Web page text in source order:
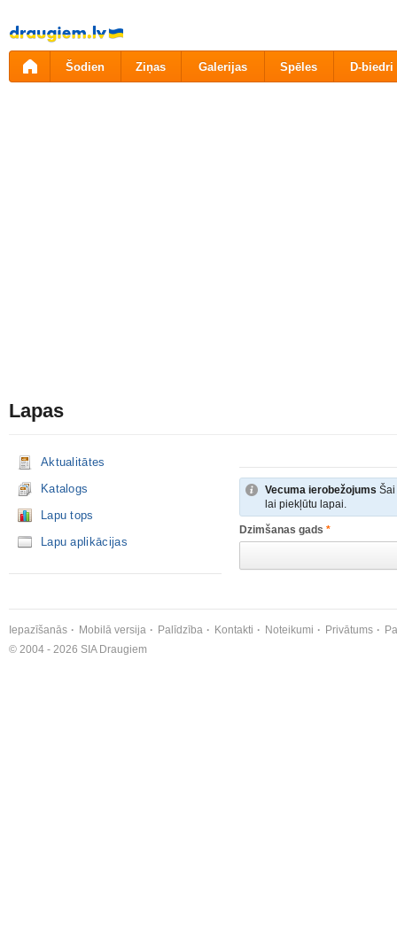
Pāriet
uz
saturu
Šodien Ziņas Galerijas Spēles D-biedri
Lapas
Aktualitātes
Katalogs
Lapu tops
Lapu aplikācijas
Vecuma ierobežojums Šai
lai piekļūtu lapai.
Dzimšanas gads *
Iepazīšanās Mobilā versija Palīdzība Kontakti Noteikumi Privātums
© 2004 - 2026 SIA Draugiem